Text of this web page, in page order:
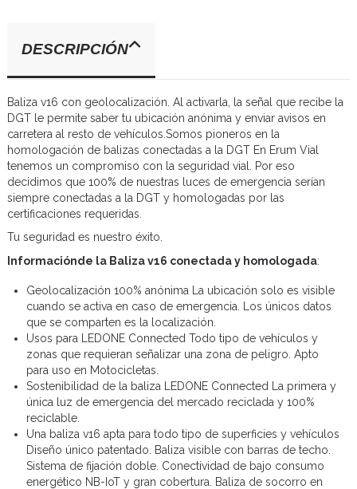
DESCRIPCIÓN
Baliza v16 con geolocalización. Al activarla, la señal que recibe la
DGT le permite saber tu ubicación anónima y enviar avisos en
carretera al resto de vehículos.Somos pioneros en la
homologación de balizas conectadas a la DGT En Erum Vial
tenemos un compromiso con la seguridad vial. Por eso
decidimos que 100% de nuestras luces de emergencia serían
siempre conectadas a la DGT y homologadas por las
certificaciones requeridas.
Tu seguridad es nuestro éxito.
Informaciónde la Baliza v16 conectada y homologada:
Geolocalización 100% anónima La ubicación solo es visible
cuando se activa en caso de emergencia. Los únicos datos
que se comparten es la localización.
Usos para LEDONE Connected Todo tipo de vehículos y
zonas que requieran señalizar una zona de peligro. Apto
para uso en Motocicletas.
Sostenibilidad de la baliza LEDONE Connected La primera y
única luz de emergencia del mercado reciclada y 100%
reciclable.
Una baliza v16 apta para todo tipo de superficies y vehículos
Diseño único patentado. Baliza visible con barras de techo.
Sistema de fijación doble. Conectividad de bajo consumo
energético NB-IoT y gran cobertura. Baliza de socorro en